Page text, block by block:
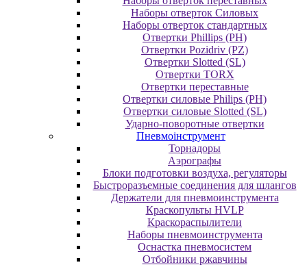
Наборы отверток Силовых
Наборы отверток стандартных
Отвертки Phillips (PH)
Отвертки Pozidriv (PZ)
Отвертки Slotted (SL)
Отвертки TORX
Отвертки переставные
Отвертки силовые Philips (PH)
Отвертки силовые Slotted (SL)
Ударно-поворотные отвертки
Пневмоінструмент
Topнaдopы
Аэрографы
Блоки подготовки воздуха, регуляторы
Быстроразъемные соединения для шлангов
Держатели для пневмоинструмента
Краскопульты HVLP
Краскораспылители
Наборы пневмоинструмента
Оснастка пневмосистем
Отбойники ржавчины